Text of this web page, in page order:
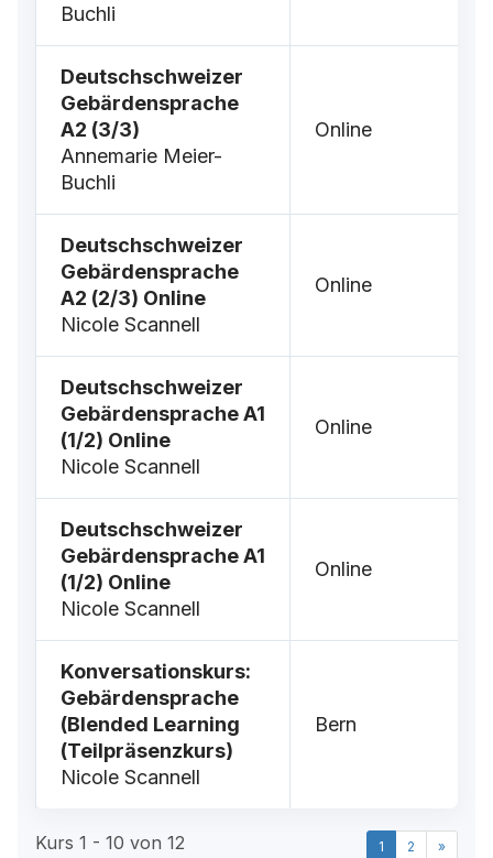
Buchli
Deutschschweizer
Gebärdensprache
A2 (3/3)
Annemarie Meier-
Buchli
Online
Deutschschweizer
Gebärdensprache
A2 (2/3) Online
Nicole Scannell
Online
Deutschschweizer
Gebärdensprache A1
(1/2) Online
Nicole Scannell
Online
Deutschschweizer
Gebärdensprache A1
(1/2) Online
Nicole Scannell
Online
Konversationskurs:
Gebärdensprache
(Blended Learning
(Teilpräsenzkurs)
Nicole Scannell
Bern
Kurs 1 - 10 von 12 1 2 »